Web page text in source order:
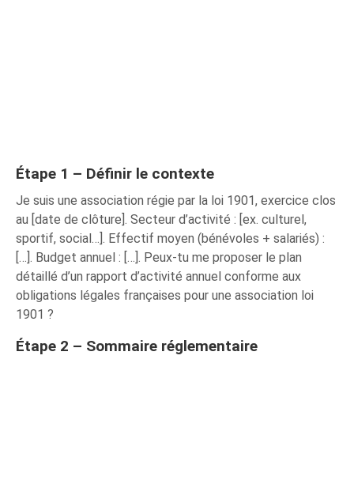
Étape 1 – Définir le contexte
Je suis une association régie par la loi 1901, exercice clos
au [date de clôture]. Secteur d’activité : [ex. culturel,
sportif, social…]. Effectif moyen (bénévoles + salariés) :
[…]. Budget annuel : […]. Peux-tu me proposer le plan
détaillé d’un rapport d’activité annuel conforme aux
obligations légales françaises pour une association loi
1901 ?
Étape 2 – Sommaire réglementaire